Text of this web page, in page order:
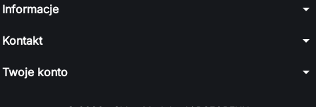
Informacje arrow_drop_down
Kontakt arrow_drop_down
Twoje konto arrow_drop_down